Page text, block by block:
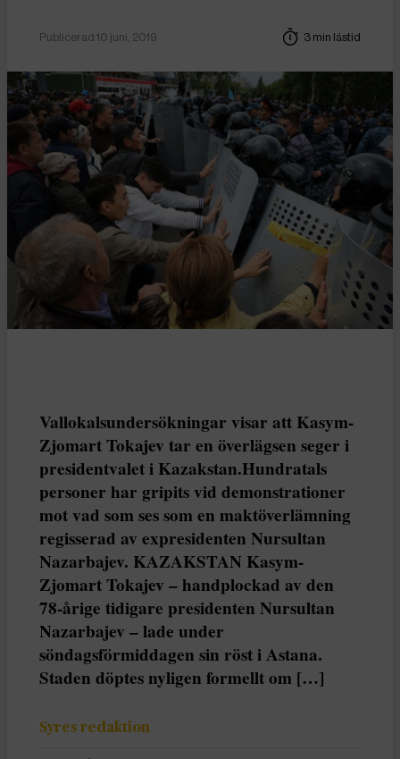
Publicerad 10 juni, 2019 3 min lästid
Vallokalsundersökningar visar att Kasym-
Zjomart Tokajev tar en överlägsen seger i
presidentvalet i Kazakstan.Hundratals
personer har gripits vid demonstrationer
mot vad som ses som en maktöverlämning
regisserad av expresidenten Nursultan
Nazarbajev. KAZAKSTAN Kasym-
Zjomart Tokajev – handplockad av den
78-årige tidigare presidenten Nursultan
Nazarbajev – lade under
söndagsförmiddagen sin röst i Astana.
Staden döptes nyligen formellt om […]
Syres redaktion